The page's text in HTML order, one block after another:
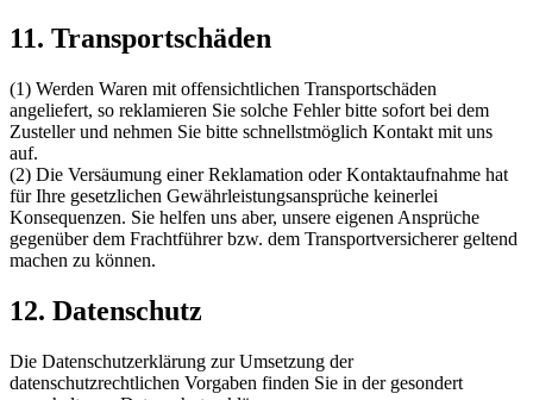
11. Transportschäden
(1) Werden Waren mit offensichtlichen Transportschäden
angeliefert, so reklamieren Sie solche Fehler bitte sofort bei dem
Zusteller und nehmen Sie bitte schnellstmöglich Kontakt mit uns
auf.
(2) Die Versäumung einer Reklamation oder Kontaktaufnahme hat
für Ihre gesetzlichen Gewährleistungsansprüche keinerlei
Konsequenzen. Sie helfen uns aber, unsere eigenen Ansprüche
gegenüber dem Frachtführer bzw. dem Transportversicherer geltend
machen zu können.
12. Datenschutz
Die Datenschutzerklärung zur Umsetzung der
datenschutzrechtlichen Vorgaben finden Sie in der gesondert